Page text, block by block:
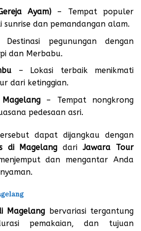
Ayam)– Tempat populer
sunrise dan pemandangan alam.
pegunungan dengan
dan Merbabu.
– Lokasi terbaik menikmati
dari ketinggian.
– Tempat nongkrong
pedesaan asri.
dapat dijangkau dengan
di Magelang dariJawara Tour
dan mengantar Anda
Magelang bervariasi tergantung
pemakaian, dan tujuan